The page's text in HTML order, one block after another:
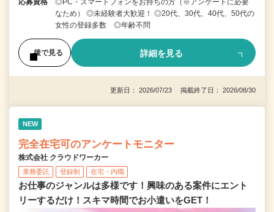
応募資格
◎PC・スマートフォンをお持ちの方（※アンケートに必要
なため） ◎未経験者大歓迎！ ◎20代、30代、40代、50代の
女性の登録多数 ◎年齢不問
後で見る 詳細を見る
更新日： 2026/07/23 掲載終了日： 2026/08/30
NEW
完全在宅可のアンケートモニター
株式会社 クラウドワーカー
業務委託 登録制 在宅・内職
お仕事のジャンルは多様です！興味のある案件にエント
リーするだけ！スキマ時間でお小遣いをGET！